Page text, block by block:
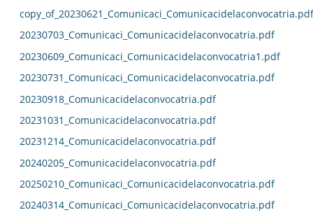
copy_of_20230621_Comunicaci_Comunicacidelaconvocatria.pdf
20230703_Comunicaci_Comunicacidelaconvocatria.pdf
20230609_Comunicaci_Comunicacidelaconvocatria1.pdf
20230731_Comunicaci_Comunicacidelaconvocatria.pdf
20230918_Comunicacidelaconvocatria.pdf
20231031_Comunicacidelaconvocatria.pdf
20231214_Comunicacidelaconvocatria.pdf
20240205_Comunicacidelaconvocatria.pdf
20250210_Comunicaci_Comunicacidelaconvocatria.pdf
20240314_Comunicaci_Comunicacidelaconvocatria.pdf